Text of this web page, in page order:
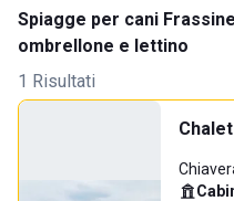
Spiagge per cani
ombrellone e lettino
1 Risultati